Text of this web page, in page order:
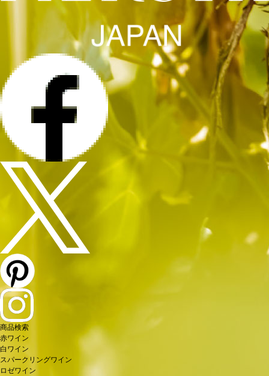
商品検索
赤ワイン
白ワイン
スパークリングワイン
ロゼワイン